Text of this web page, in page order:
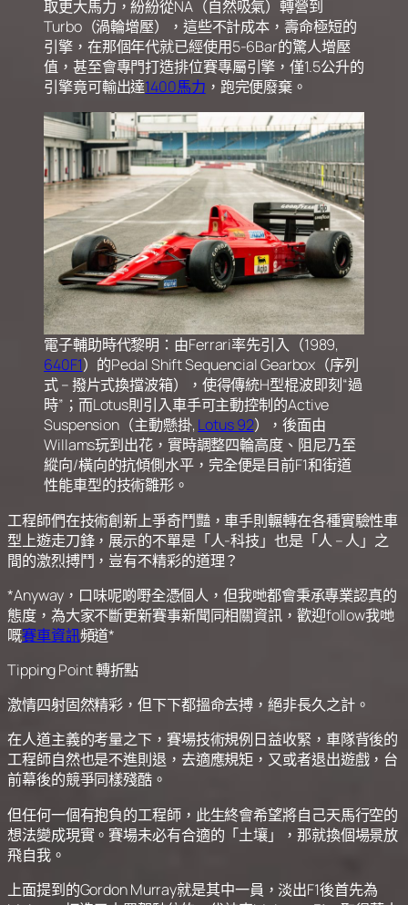
取更大馬力，紛紛從NA（自然吸氣）轉營到
Turbo（渦輪增壓），這些不計成本，壽命極短的
引擎，在那個年代就已經使用5-6Bar的驚人增壓
值，甚至會專門打造排位賽專屬引擎，僅1.5公升的
引擎竟可輸出達1400馬力 ，跑完便廢棄。
電子輔助時代黎明：由Ferrari率先引入（1989,
640F1）的Pedal Shift Sequencial Gearbox（序列
式 – 撥片式換擋波箱），使得傳統H型棍波即刻“過
時”；而Lotus則引入車手可主動控制的Active
Suspension（主動懸掛,Lotus 92），後面由
Willams玩到出花，實時調整四輪高度、阻尼乃至
縱向/橫向的抗傾側水平，完全便是目前F1和街道
性能車型的技術雛形。
工程師們在技術創新上爭奇鬥豔，車手則輾轉在各種實驗性車
型上遊走刀鋒，展示的不單是「人-科技」也是「人 – 人」之
間的激烈搏鬥，豈有不精彩的道理？
*Anyway，口味呢啲嘢全憑個人，但我哋都會秉承專業認真的
態度，為大家不斷更新賽事新聞同相關資訊，歡迎follow我哋
嘅賽車資訊頻道*
Tipping Point 轉折點
激情四射固然精彩，但下下都搵命去搏，絕非長久之計。
在人道主義的考量之下，賽場技術規例日益收緊，車隊背後的
工程師自然也是不進則退，去適應規矩，又或者退出遊戲，台
前幕後的競爭同樣殘酷。
但任何一個有抱負的工程師，此生終會希望將自己天馬行空的
想法變成現實。賽場未必有合適的「土壤」，那就換個場景放
飛自我。
上面提到的Gordon Murray就是其中一員，淡出F1後首先為